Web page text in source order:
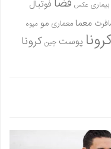
عکس فضا فوتبال
معمامعماری مو میوه
پوست چین کرونا